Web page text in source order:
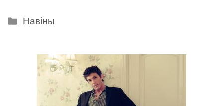
Categories
Навіны